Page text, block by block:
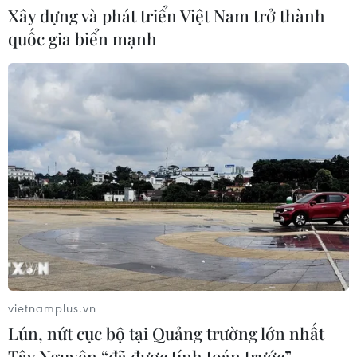
04/08/2026 14:11
ASC 2026: Tiếp lửa đam mê khoa học
cho thế hệ trẻ Việt Nam
04/08/2026 14:08
Xem thêm
CƠ QUAN CHỦ QUẢN: THÔNG TẤN XÃ VIỆT NAM
Tổng Biên tập: TRẦN TIẾN DUẨN
Xây dựng và phát triển Việt Nam trở thành
quốc gia biển mạnh
vietnamplus.vn
Lún, nứt cục bộ tại Quảng trường lớn nhất